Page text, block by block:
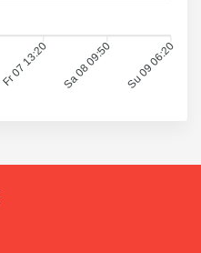
Fr 07 13:20 Sa 08 09:50 Su 09 06:20